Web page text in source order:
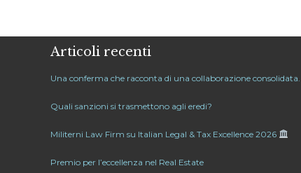
Articoli recenti
Una conferma che racconta di una collaborazione consolidata.
Quali sanzioni si trasmettono agli eredi?
Militerni Law Firm su Italian Legal & Tax Excellence 2026
Premio per l’eccellenza nel Real Estate